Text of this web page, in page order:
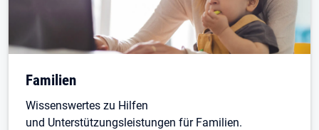
Familien
Wissenswertes zu Hilfen
und Unterstützungsleistungen für Familien.